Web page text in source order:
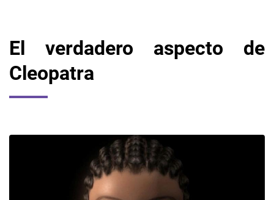
El verdadero aspecto de
Cleopatra